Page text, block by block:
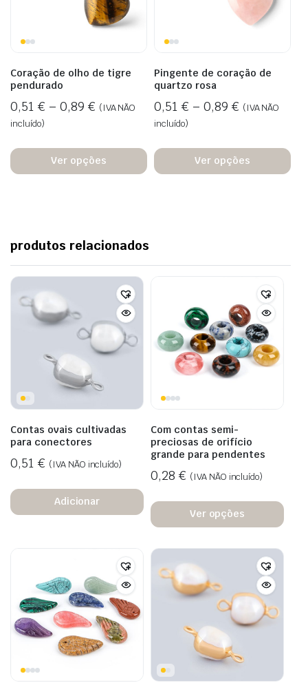
Coração de olho de tigre
pendurado
0,51 € – 0,89 € (IVA NÃO
incluído)
Ver opções
Pingente de coração de
quartzo rosa
0,51 € – 0,89 € (IVA NÃO
incluído)
Ver opções
produtos relacionados
Contas ovais cultivadas
para conectores
0,51 € (IVA NÃO incluído)
Adicionar
Com contas semi-
preciosas de orifício
grande para pendentes
0,28 € (IVA NÃO incluído)
Ver opções